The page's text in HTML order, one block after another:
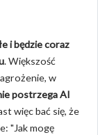
i będzie coraz
. Większość
w
postrzega AI
więc bać się, że
"Jak mogę